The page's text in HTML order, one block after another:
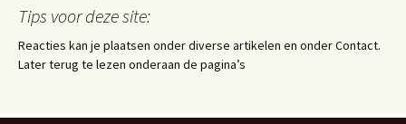
Tips voor deze site:
Reacties kan je plaatsen onder diverse artikelen en onder Contact.
Later terug te lezen onderaan de pagina’s